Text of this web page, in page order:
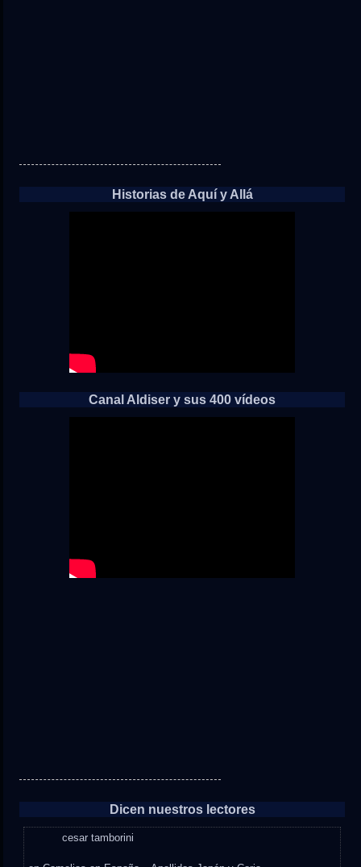
Historias de Aquí y Allá
Canal Aldiser y sus 400 vídeos
Dicen nuestros lectores
cesar tamborini